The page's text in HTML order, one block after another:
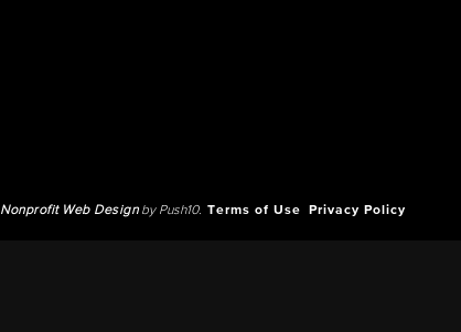
Nonprofit Web Designby Push10. Terms of Use Privacy Policy